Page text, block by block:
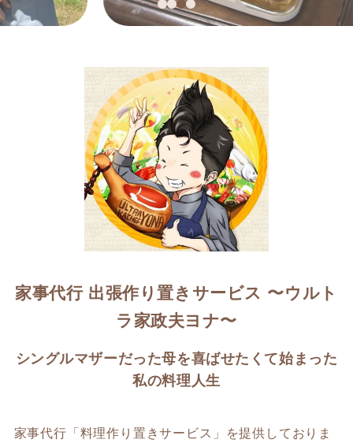
家事代行 出張作り置きサービス 〜ウルト
ラ家政夫ヨナ〜
シングルマザーだった母を喜ばせたくて始まった
私の料理人生
家事代行「料理作り置きサービス」を提供しておりま